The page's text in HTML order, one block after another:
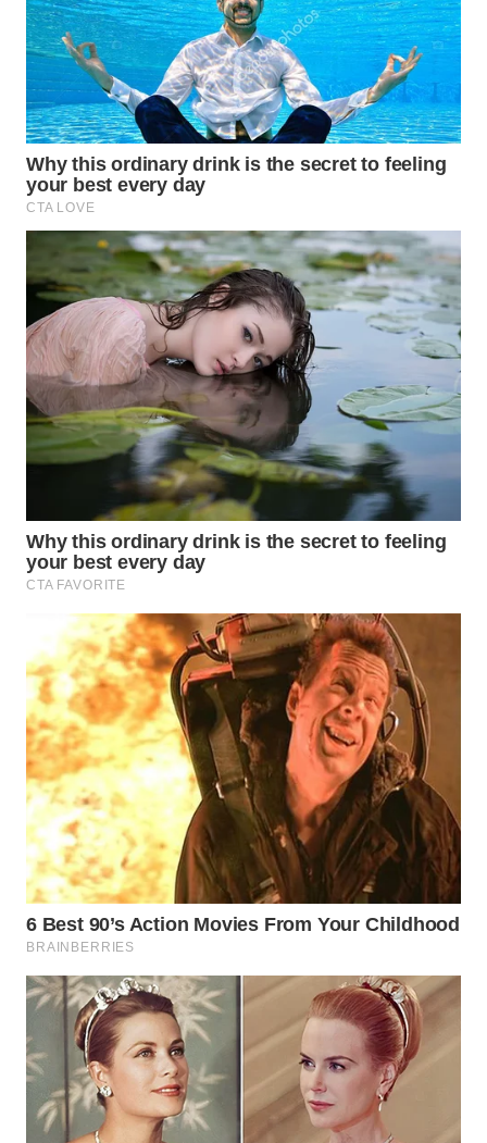
WN
KARAWANG
WN
BEKASI
WN
BOGOR
WN
DEPOK
WN
TAPANULI
UTARA
WN
PADANG
WN
SUMEDANG
WN
CIANJUR
WN
KEPULAUAN
SERIBU
WN
TANGERANG
WN
BINJAI
WN
CIREBON